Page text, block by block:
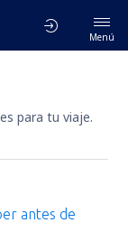
Menú
para tu viaje.
antes de